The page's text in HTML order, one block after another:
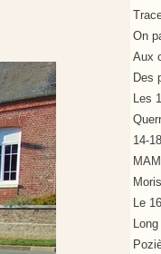
On
Aux
Des
Les
14-
Le